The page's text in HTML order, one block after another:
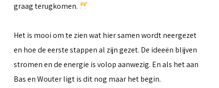
graag terugkomen.
Het is mooi om te zien wat hier samen wordt neergezet
en hoe de eerste stappen al zijn gezet. De ideeën blijven
stromen en de energie is volop aanwezig. En als het aan
Bas en Wouter ligt is dit nog maar het begin.